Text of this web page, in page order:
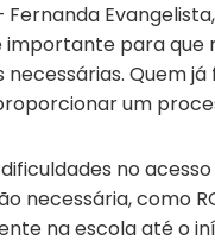
Fernanda
para que
Quem
um
no
necessária, como
na escola até o